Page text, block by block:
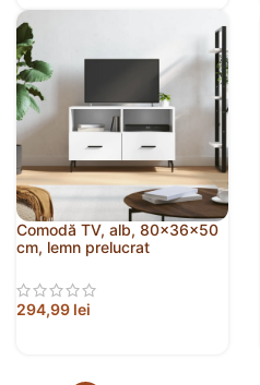
Comodă TV, alb, 80x36x50
cm, lemn prelucrat
294,99 lei